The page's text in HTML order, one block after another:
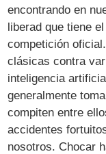
encontrando en
liberad que tiene
competición
clásicas contra
inteligencia
generalmente
compiten entre
accidentes
nosotros. Chocar